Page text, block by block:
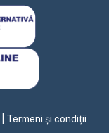
Termeni și condiții